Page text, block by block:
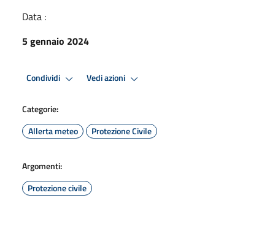
Data :
5 gennaio 2024
Condividi Vedi azioni
Categorie:
Allerta meteo
Protezione Civile
Argomenti:
Protezione civile